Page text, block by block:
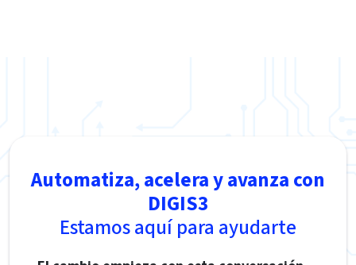
Automatiza, acelera y avanza con
DIGIS3
Estamos aquí para ayudarte